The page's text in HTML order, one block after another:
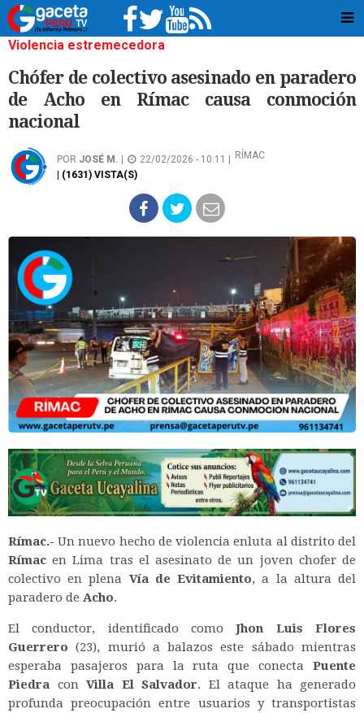
Violencia estremecedora
Chófer de colectivo asesinado en paradero
de Acho en Rímac causa conmoción
nacional
POR JOSÉ M. 22/02/2026 - 10:11 |
RÍMAC
| (1631) VISTA(S)
Rímac.- Un nuevo hecho de violencia enluta al distrito del
Rímac en Lima tras el asesinato de un joven chofer de
colectivo en plena Vía de Evitamiento, a la altura del
paradero de Acho.
El conductor, identificado comoJhon Luis Flores
Guerrero (23), murió a balazos este sábado mientras
esperaba pasajeros para la ruta que conecta Puente
Piedra con Villa El Salvador. El ataque ha generado
profunda preocupación entre usuarios y transportistas